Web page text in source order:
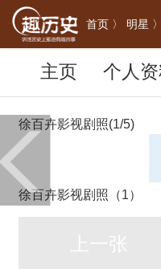
首页 〉 明星 〉
主页 个人
徐百卉影视剧照(1/5)
徐百卉影视剧照（1）